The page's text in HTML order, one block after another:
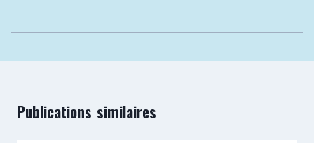
Publications similaires